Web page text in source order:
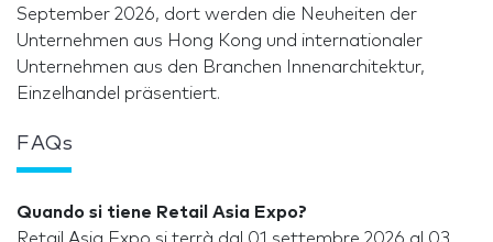
September 2026, dort werden die Neuheiten der
Unternehmen aus Hong Kong und internationaler
Unternehmen aus den Branchen Innenarchitektur,
Einzelhandel präsentiert.
FAQs
Quando si tiene Retail Asia Expo?